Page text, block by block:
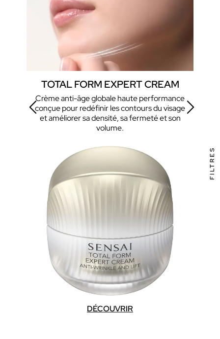
TOTAL FORM EXPERT CREAM
Crème anti-âge globale haute performance
conçue pour redéfinir les contours du visage
et améliorer sa densité, sa fermeté et son
volume.
DÉCOUVRIR
FILTRES